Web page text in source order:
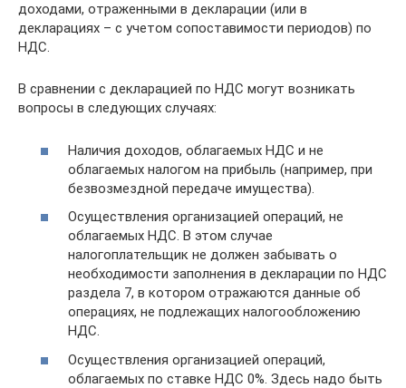
доходами, отраженными в декларации (или в
декларациях – с учетом сопоставимости периодов) по
НДС.
В сравнении с декларацией по НДС могут возникать
вопросы в следующих случаях:
Наличия доходов, облагаемых НДС и не
облагаемых налогом на прибыль (например, при
безвозмездной передаче имущества).
Осуществления организацией операций, не
облагаемых НДС. В этом случае
налогоплательщик не должен забывать о
необходимости заполнения в декларации по НДС
раздела 7, в котором отражаются данные об
операциях, не подлежащих налогообложению
НДС.
Осуществления организацией операций,
облагаемых по ставке НДС 0%. Здесь надо быть